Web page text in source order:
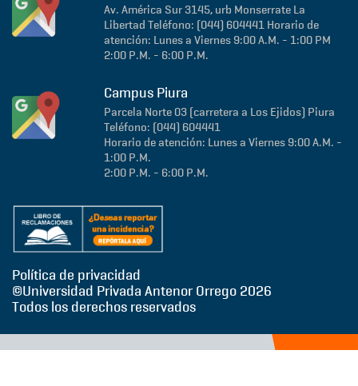
Av. América Sur 3145, urb Monserrate La
Libertad Teléfono: (044) 604441 Horario de
atención: Lunes a Viernes 9:00 A.M. - 1:00 PM
2:00 P.M. - 6:00 P.M.
Campus Piura
Parcela Norte 03 (carretera a Los Ejidos) Piura
Teléfono: (044) 604441
Horario de atención: Lunes a Viernes 9:00 A.M. -
1:00 P.M.
2:00 P.M. - 6:00 P.M.
Política de privacidad
©Universidad Privada Antenor Orrego 2026
Todos los derechos reservados